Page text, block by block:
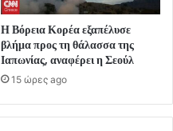
Η Βόρεια Κορέα εξαπέλυσε
βλήμα προς τη θάλασσα της
Ιαπωνίας, αναφέρει η Σεούλ
15 ώρες ago